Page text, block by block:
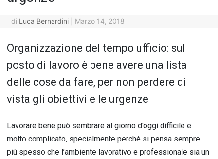
di Luca Bernardini Marzo 14, 2018
Organizzazione del tempo ufficio: sul
posto di lavoro è bene avere una lista
delle cose da fare, per non perdere di
vista gli obiettivi e le urgenze
Lavorare bene può sembrare al giorno d’oggi difficile e
molto complicato, specialmente perché si pensa sempre
più spesso che l’ambiente lavorativo e professionale sia un